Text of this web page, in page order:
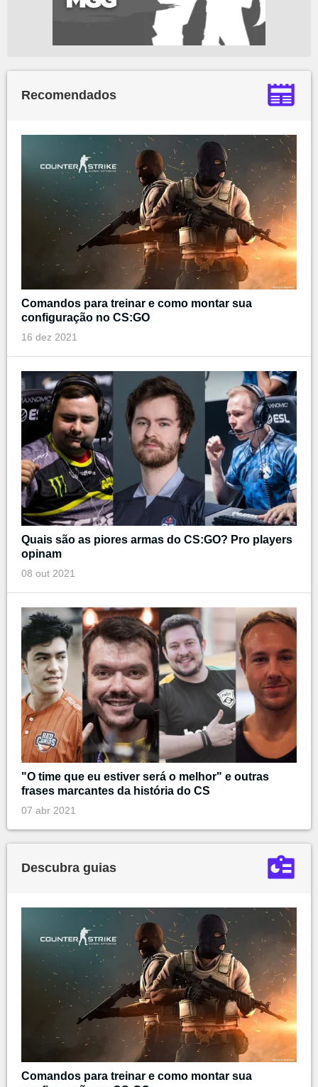
Recomendados
Comandos para treinar e como montar sua
configuração no CS:GO
16 dez 2021
Quais são as piores armas do CS:GO? Pro players
opinam
08 out 2021
"O time que eu estiver será o melhor" e outras
frases marcantes da história do CS
07 abr 2021
Descubra guias
Comandos para treinar e como montar sua